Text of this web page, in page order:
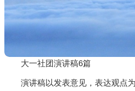
大一社团演讲稿6篇
演讲稿以发表意见，表达观点